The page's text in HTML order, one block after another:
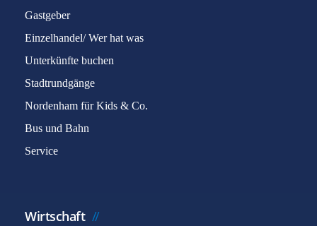
Gastgeber
Einzelhandel/ Wer hat was
Unterkünfte buchen
Stadtrundgänge
Nordenham für Kids & Co.
Bus und Bahn
Service
Wirtschaft